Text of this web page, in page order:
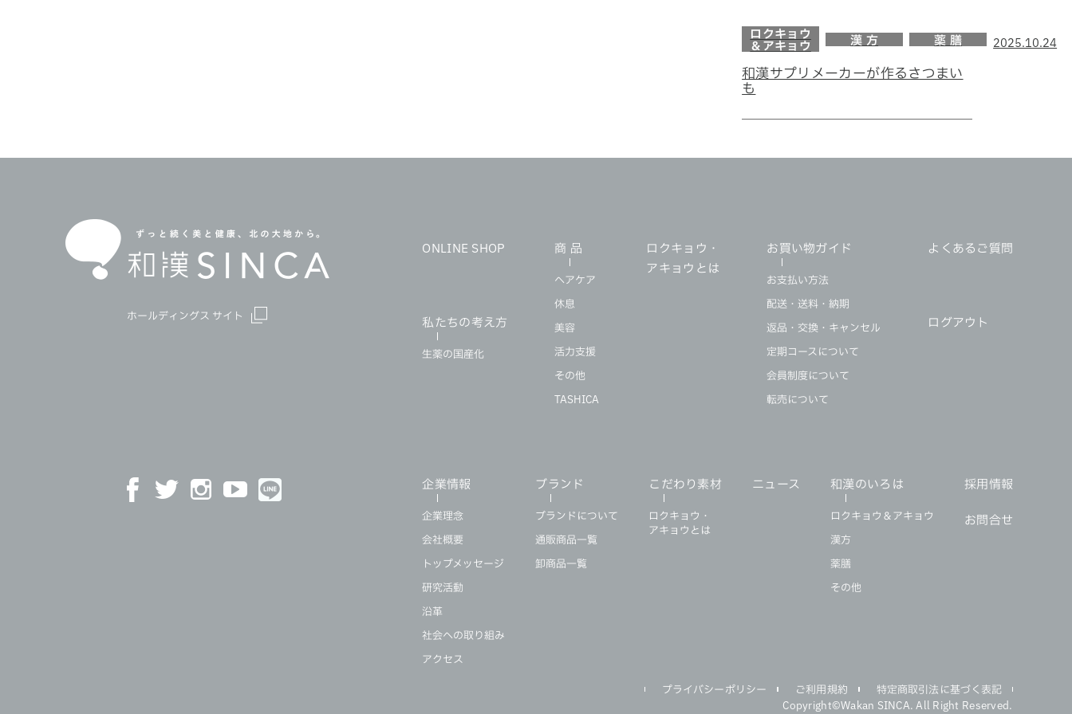
ロクキョウ
＆アキョウ
漢 方 薬 膳 2025.10.24
和漢サプリメーカーが作るさつまい
も
ONLINE SHOP
私たちの考え方
生薬の国産化
商 品
ヘアケア
休息
美容
活力支援
その他
TASHICA
ロクキョウ・
アキョウとは
お買い物ガイド
お支払い方法
配送・送料・納期
返品・交換・キャンセル
定期コースについて
会員制度について
転売について
よくあるご質問
ログアウト
企業情報
企業理念
会社概要
トップメッセージ
研究活動
沿革
社会への取り組み
アクセス
ブランド
ブランドについて
通販商品一覧
卸商品一覧
こだわり素材
ロクキョウ・
アキョウとは
ニュース 和漢のいろは
ロクキョウ＆アキョウ
漢方
薬膳
その他
採用情報
お問合せ
ホールディングス サイト
プライバシーポリシー ご利用規約
特定商取引法に基づく表記
Copyright©Wakan SINCA. All Right Reserved.